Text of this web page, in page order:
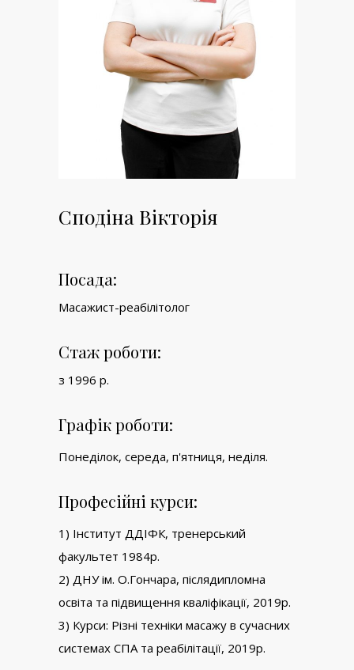
Сподіна Вікторія
Посада:
Масажист-реабілітолог
Стаж роботи:
з 1996 р.
Графік роботи:
Понеділок, середа, п'ятниця, неділя.
Професійні курси:
1) Інститут ДДІФК, тренерський
факультет 1984р.
2) ДНУ ім. О.Гончара, післядипломна
освіта та підвищення кваліфікації, 2019р.
3) Курси: Різні техніки масажу в сучасних
системах СПА та реабілітації, 2019р.